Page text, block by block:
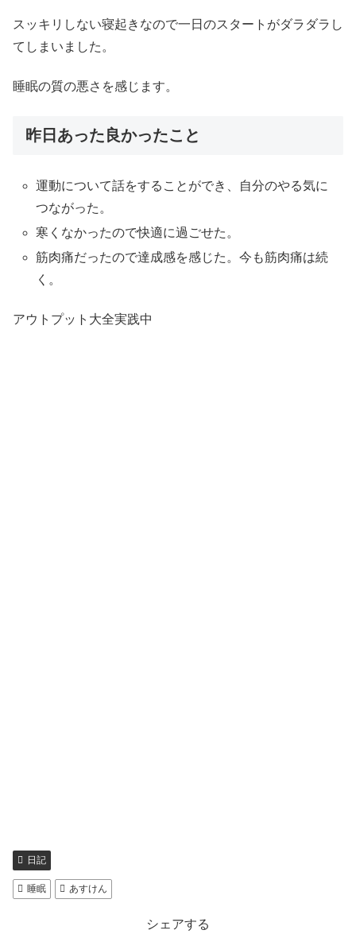
スッキリしない寝起きなので一日のスタートがダラダラし
てしまいました。
睡眠の質の悪さを感じます。
昨日あった良かったこと
運動について話をすることができ、自分のやる気に
つながった。
寒くなかったので快適に過ごせた。
筋肉痛だったので達成感を感じた。今も筋肉痛は続
く。
アウトプット大全実践中
日記
睡眠 あすけん
シェアする